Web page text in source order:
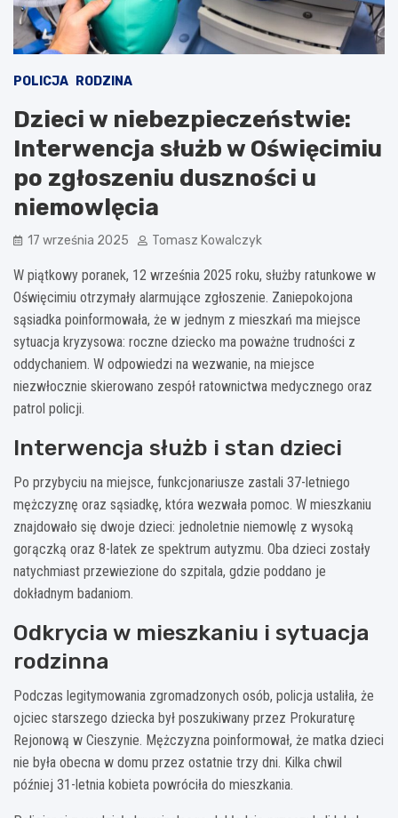
POLICJA RODZINA
Dzieci w niebezpieczeństwie:
Interwencja służb w Oświęcimiu
po zgłoszeniu duszności u
niemowlęcia
17 września 2025 Tomasz Kowalczyk
W piątkowy poranek, 12 września 2025 roku, służby ratunkowe w
Oświęcimiu otrzymały alarmujące zgłoszenie. Zaniepokojona
sąsiadka poinformowała, że w jednym z mieszkań ma miejsce
sytuacja kryzysowa: roczne dziecko ma poważne trudności z
oddychaniem. W odpowiedzi na wezwanie, na miejsce
niezwłocznie skierowano zespół ratownictwa medycznego oraz
patrol policji.
Interwencja służb i stan dzieci
Po przybyciu na miejsce, funkcjonariusze zastali 37-letniego
mężczyznę oraz sąsiadkę, która wezwała pomoc. W mieszkaniu
znajdowało się dwoje dzieci: jednoletnie niemowlę z wysoką
gorączką oraz 8-latek ze spektrum autyzmu. Oba dzieci zostały
natychmiast przewiezione do szpitala, gdzie poddano je
dokładnym badaniom.
Odkrycia w mieszkaniu i sytuacja
rodzinna
Podczas legitymowania zgromadzonych osób, policja ustaliła, że
ojciec starszego dziecka był poszukiwany przez Prokuraturę
Rejonową w Cieszynie. Mężczyzna poinformował, że matka dzieci
nie była obecna w domu przez ostatnie trzy dni. Kilka chwil
później 31-letnia kobieta powróciła do mieszkania.